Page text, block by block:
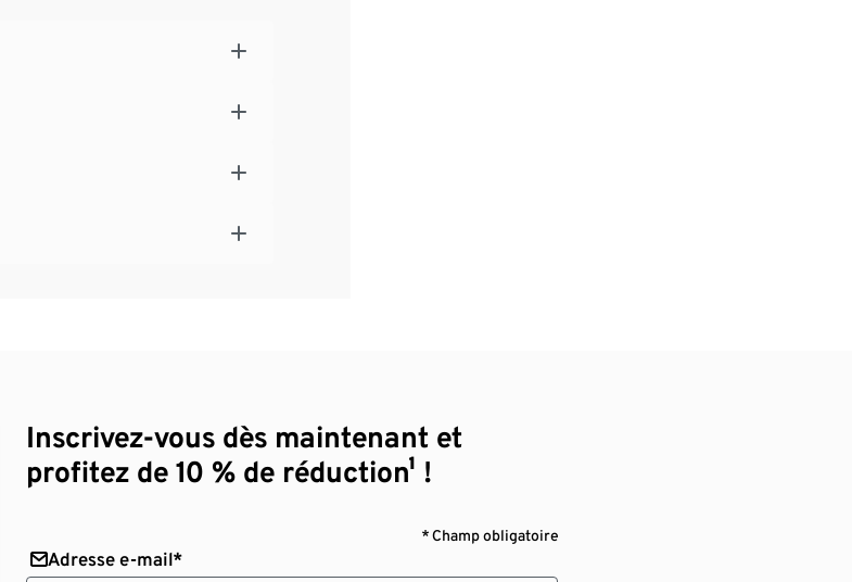
Inscrivez-vous dès maintenant et
profitez de 10 % de réduction¹ !
* Champ obligatoire
Adresse e-mail*